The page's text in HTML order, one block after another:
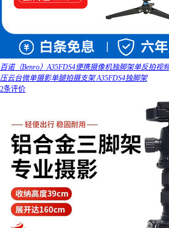
百诺（Benro）A35FDS4便携摄像机独脚架单反拍视
压云台微单摄影单腿拍摄支架 A35FDS4独脚架
2条评价